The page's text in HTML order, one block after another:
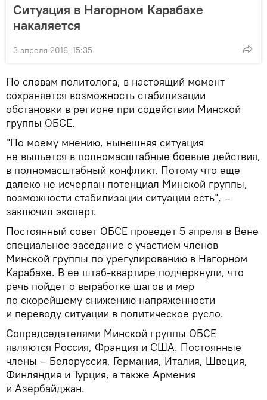
Ситуация в Нагорном Карабахе
накаляется
3 апреля 2016, 15:35
По словам политолога, в настоящий момент
сохраняется возможность стабилизации
обстановки в регионе при содействии Минской
группы ОБСЕ.
"По моему мнению, нынешняя ситуация
не выльется в полномасштабные боевые действия,
в полномасштабный конфликт. Потому что еще
далеко не исчерпан потенциал Минской группы,
возможности стабилизации ситуации есть", –
заключил эксперт.
Постоянный совет ОБСЕ проведет 5 апреля в Вене
специальное заседание с участием членов
Минской группы по урегулированию в Нагорном
Карабахе. В ее штаб-квартире подчеркнули, что
речь пойдет о выработке шагов и мер
по скорейшему снижению напряженности
и переводу ситуации в политическое русло.
Сопредседателями Минской группы ОБСЕ
являются Россия, Франция и США. Постоянные
члены – Белоруссия, Германия, Италия, Швеция,
Финляндия и Турция, а также Армения
и Азербайджан.